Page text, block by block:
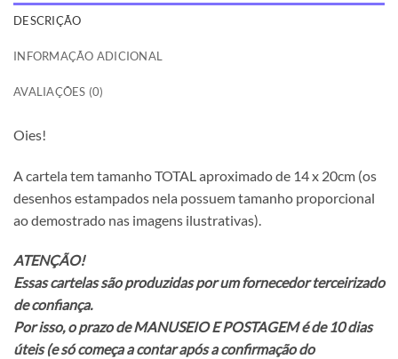
DESCRIÇÃO
INFORMAÇÃO ADICIONAL
AVALIAÇÕES (0)
Oies!
A cartela tem tamanho TOTAL aproximado de 14 x 20cm (os
desenhos estampados nela possuem tamanho proporcional
ao demostrado nas imagens ilustrativas).
ATENÇÃO!
Essas cartelas são produzidas por um fornecedor terceirizado
de confiança.
Por isso, o prazo de MANUSEIO E POSTAGEM é de 10 dias
úteis (e só começa a contar após a confirmação do